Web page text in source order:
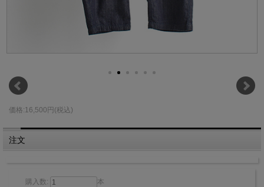
価格:16,500円(税込)
注文
購入数: 本